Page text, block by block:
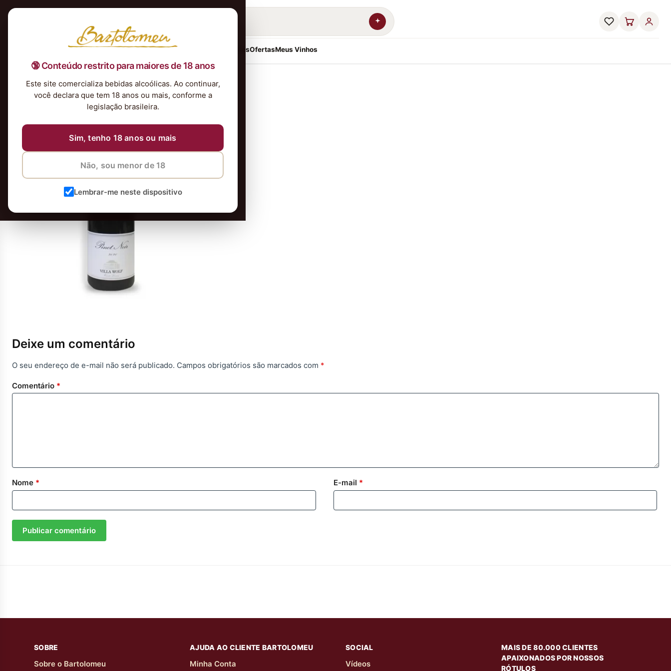
🔞 Conteúdo restrito para maiores de 18 anos
Este site comercializa bebidas alcoólicas. Ao continuar,
você declara que tem 18 anos ou mais, conforme a
legislação brasileira.
Sim, tenho 18 anos ou mais
Não, sou menor de 18
Lembrar-me neste dispositivo
Nossa Seleção TintosBrancosEspumantesRosés Kits & PresentesOfertasMeus Vinhos
Villa Wolf Pinot Noir 2020
22 de agosto de 2023
Deixe um comentário
O seu endereço de e-mail não será publicado. Campos obrigatórios são marcados com *
Comentário *
Nome * E-mail *
SOBRE
Sobre o Bartolomeu
AJUDA AO CLIENTE BARTOLOMEU
Minha Conta
SOCIAL
Vídeos
MAIS DE 80.000 CLIENTES
APAIXONADOS POR NOSSOS
RÓTULOS